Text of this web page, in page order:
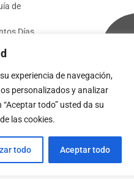
experiencia de navegación,
personalizados y analizar
todo” usted da su
las cookies.
todo Aceptar todo
de
Días
para
Acceder